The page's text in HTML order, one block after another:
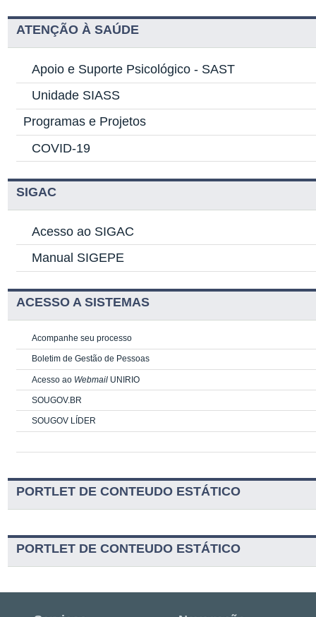
ATENÇÃO À SAÚDE
Apoio e Suporte Psicológico - SAST
Unidade SIASS
Programas e Projetos
COVID-19
SIGAC
Acesso ao SIGAC
Manual SIGEPE
ACESSO A SISTEMAS
Acompanhe seu processo
Boletim de Gestão de Pessoas
Acesso ao Webmail UNIRIO
SOUGOV.BR
SOUGOV LÍDER
PORTLET DE CONTEUDO ESTÁTICO
PORTLET DE CONTEUDO ESTÁTICO